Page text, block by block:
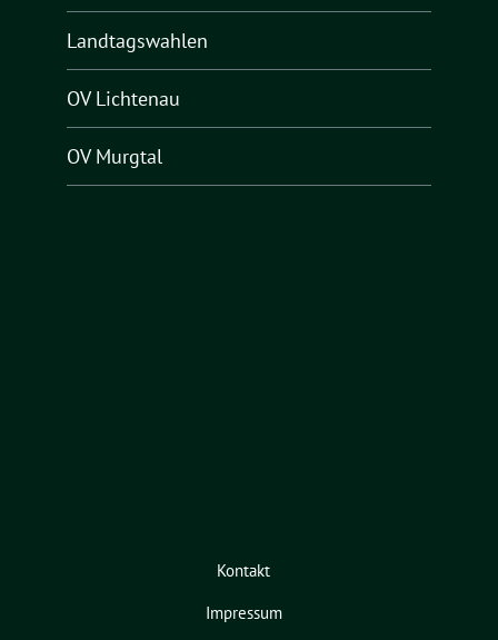
Landtagswahlen
OV Lichtenau
OV Murgtal
Kontakt
Impressum